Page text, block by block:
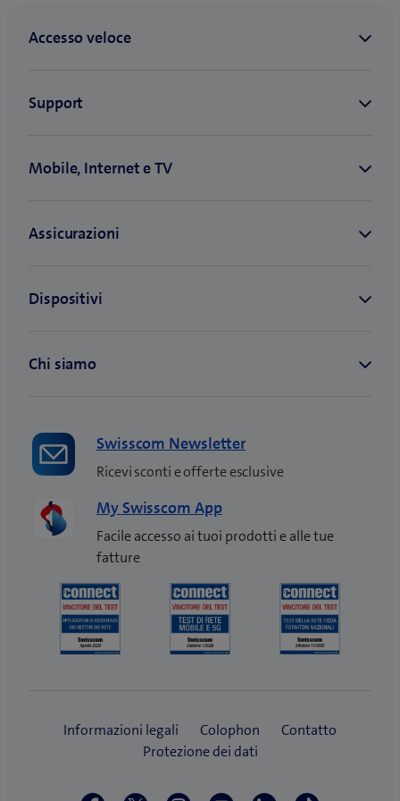
Swisscom Newsletter
Ricevi sconti e offerte esclusive
My Swisscom App
Facile accesso ai tuoi prodotti e alle tue
fatture